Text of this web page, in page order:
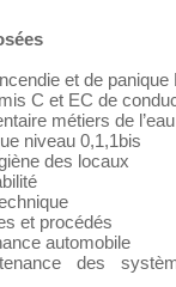
et de panique
C et EC de
métiers de l’eau
niveau 0,1,1bis
des locaux
et procédés
automobile
des